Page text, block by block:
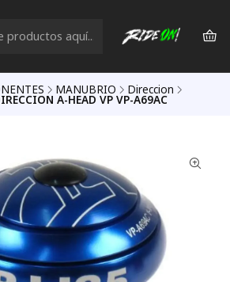
MANUBRIO Direccion
A-HEAD VP VP-A69AC